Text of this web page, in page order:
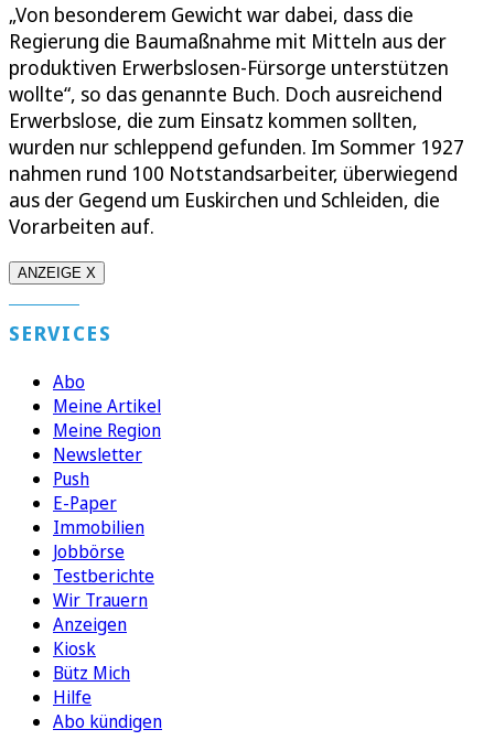
„Von besonderem Gewicht war dabei, dass die
Regierung die Baumaßnahme mit Mitteln aus der
produktiven Erwerbslosen-Fürsorge unterstützen
wollte“, so das genannte Buch. Doch ausreichend
Erwerbslose, die zum Einsatz kommen sollten,
wurden nur schleppend gefunden. Im Sommer 1927
nahmen rund 100 Notstandsarbeiter, überwiegend
aus der Gegend um Euskirchen und Schleiden, die
Vorarbeiten auf.
ANZEIGE X
SERVICES
Abo
Meine Artikel
Meine Region
Newsletter
Push
E-Paper
Immobilien
Jobbörse
Testberichte
Wir Trauern
Anzeigen
Kiosk
Bütz Mich
Hilfe
Abo kündigen